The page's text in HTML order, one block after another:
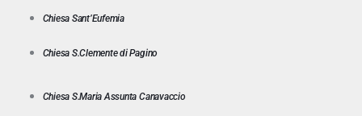
Chiesa Sant’Eufemia
Chiesa S.Clemente di Pagino
Chiesa S.Maria Assunta Canavaccio